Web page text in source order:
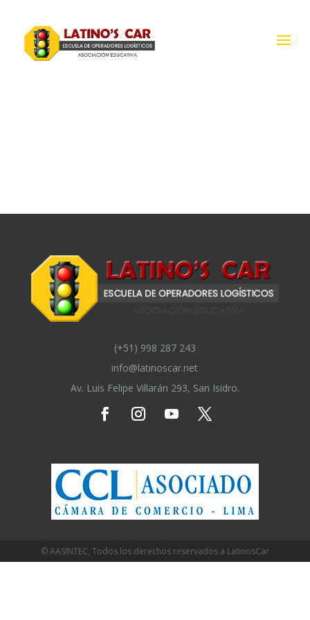
(+51) 998 287 243
info@latinoscar.net
Av. Luis Felipe Villarán 293, San Isidro.
© AASINTEC, Todos los derechos reservados a LatinosCar